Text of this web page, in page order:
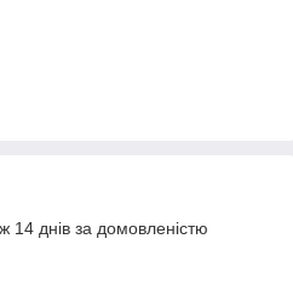
14 днів за домовленістю